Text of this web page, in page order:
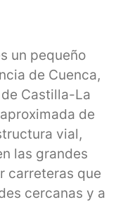
un pequeño
de Cuenca,
Castilla-La
de
vial,
las grandes
carreteras que
cercanas y a